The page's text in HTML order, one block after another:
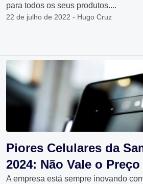
para todos os seus produtos....
22 de julho de 2022 - Hugo Cruz
Piores Celulares da
2024: Não Vale o Preço
A empresa está sempre inovando